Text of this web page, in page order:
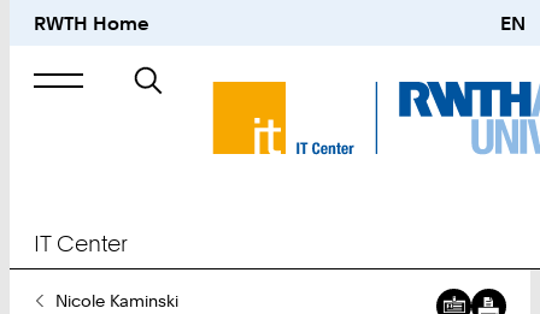
RWTH Home EN
Suche
nach
IT Center
SieNicole Kaminski